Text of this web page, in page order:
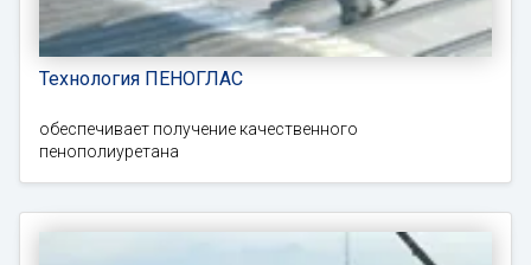
Технология ПЕНОГЛАС
обеспечивает получение качественного
пенополиуретана